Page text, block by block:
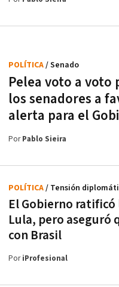
Pelea voto a voto
los senadores a
alerta para el
POLÍTICA/ Senado
PorPablo Sieira
El Gobierno
Lula, pero aseguró
con Brasil
POLÍTICA/ Tensión
PoriProfesional